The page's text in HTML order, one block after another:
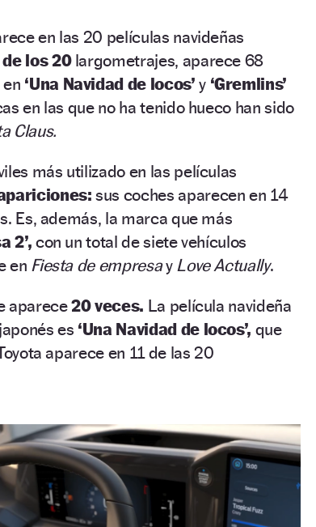
en las 20 películas navideñas
los 20largometrajes, aparece 68
‘Una Navidad de locos’ y ‘Gremlins’
en las que no ha tenido hueco han sido
Claus.
más utilizado en las películas
sus coches aparecen en 14
Es, además, la marca que más
2’, con un total de siete vehículos
en Fiesta de empresay Love Actually.
aparece20 veces. La película navideña
es ‘Una Navidad de locos’, que
aparece en 11 de las 20